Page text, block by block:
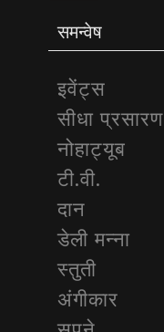
समन्वेष
इवेंट्स
सीधा प्रसारण
नोहाट्यूब
टी.वी.
दान
डेली मन्ना
स्तुती
अंगीकार